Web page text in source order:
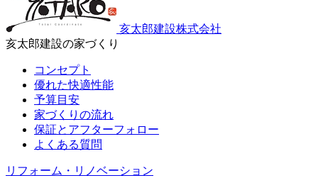
亥太郎建設株式会社
亥太郎建設の家づくり
コンセプト
優れた快適性能
予算目安
家づくりの流れ
保証とアフターフォロー
よくある質問
リフォーム・リノベーション